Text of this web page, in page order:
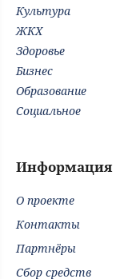
Культура
ЖКХ
Здоровье
Бизнес
Образование
Социальное
Информация
О проекте
Контакты
Партнёры
Сбор средств